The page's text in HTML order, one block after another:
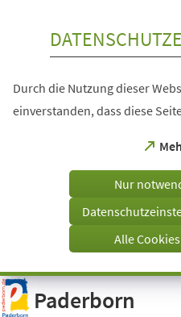
Visuelle
Assistenzsoftware
öffnen.
Durch die Nutzung dieser
einverstanden, dass diese
(Öffnet
einem
Tab)
Nur
Alle
Paderborn